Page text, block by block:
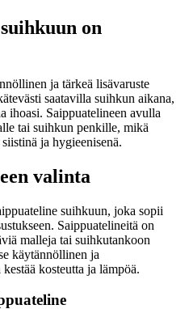
on
ja tärkeä lisävaruste
saatavilla suihkun aikana,
ihoasi. Saippuatelineen avulla
tai suihkun penkille, mikä
ja hygieenisenä.
valinta
suihkuun, joka sopii
Saippuatelineitä on
malleja tai suihkutankoon
käytännöllinen ja
kosteutta ja lämpöä.